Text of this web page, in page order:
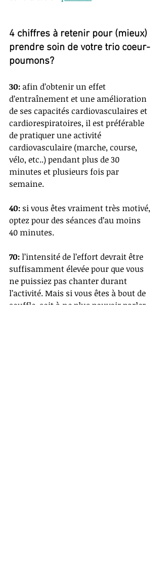
4 chiffres à retenir pour (mieux)
prendre soin de votre trio coeur-
poumons?
30: afin d’obtenir un effet
d’entraînement et une amélioration
de ses capacités cardiovasculaires et
cardiorespiratoires, il est préférable
de pratiquer une activité
cardiovasculaire (marche, course,
vélo, etc..) pendant plus de 30
minutes et plusieurs fois par
semaine.
40: si vous êtes vraiment très motivé,
optez pour des séances d’au moins
40 minutes.
70: l’intensité de l’effort devrait être
suffisamment élevée pour que vous
ne puissiez pas chanter durant
l’activité. Mais si vous êtes à bout de
souffle, soit à ne plus pouvoir parler